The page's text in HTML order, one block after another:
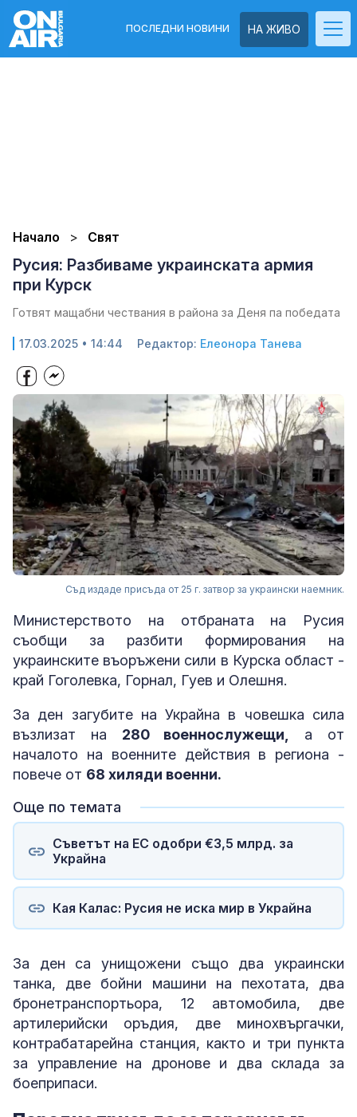
НА ЖИВО
ПОСЛЕДНИ НОВИНИ
Начало Свят
Русия: Разбиваме украинската армия
при Курск
Готвят мащабни чествания в района за Деня па победата
17.03.2025 • 14:44 Редактор: Елеонора Танева
Съд издаде присъда от 25 г. затвор за украински наемник.
Министерството на отбраната на Русия
съобщи за разбити формирования на
украинските въоръжени сили в Курска област -
край Гоголевка, Горнал, Гуев и Олешня.
За ден загубите на Украйна в човешка сила
възлизат на 280 военнослужещи,
а от
началото на военните действия в региона -
повече от 68 хиляди военни.
Още по темата
Съветът на ЕС одобри €3,5 млрд. за
Украйна
Кая Калас: Русия не иска мир в Украйна
За ден са унищожени също два украински
танка, две бойни машини на пехотата, два
бронетранспортьора, 12 автомобила, две
артилерийски оръдия, две минохвъргачки,
контрабатарейна станция, както и три пункта
за управление на дронове и два склада за
боеприпаси.